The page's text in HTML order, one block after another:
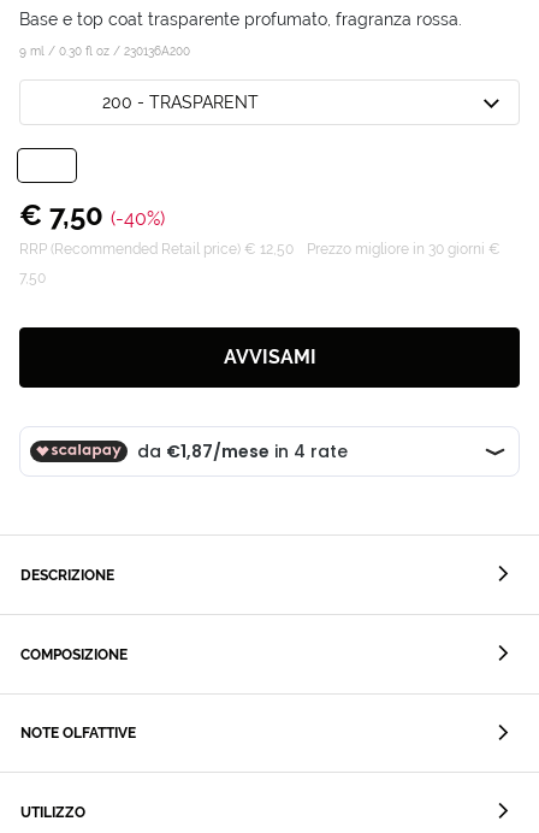
Base e top coat trasparente profumato, fragranza rossa.
9 ml / 0.30 fl oz / 230136A200
200 - TRASPARENT
€ 7,50 (-40%)
RRP (Recommended Retail price) € 12,50
Prezzo migliore in 30 giorni €
7,50
AVVISAMI
DESCRIZIONE
COMPOSIZIONE
NOTE OLFATTIVE
UTILIZZO